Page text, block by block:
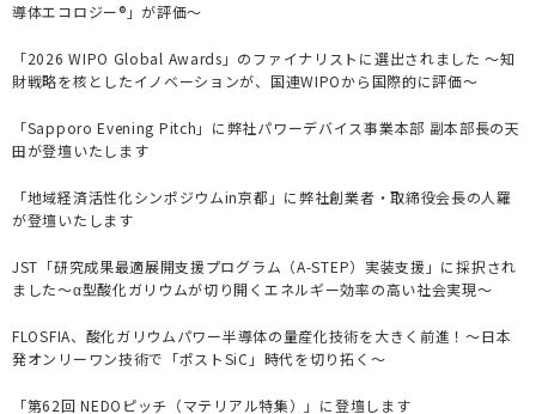
導体エコロジー®」が評価～
「2026 WIPO Global Awards」のファイナリストに選出されました ～知
財戦略を核としたイノベーションが、国連WIPOから国際的に評価～
「Sapporo Evening Pitch」に弊社パワーデバイス事業本部 副本部長の天
田が登壇いたします
「地域経済活性化シンポジウムin京都」に弊社創業者・取締役会長の人羅
が登壇いたします
JST「研究成果最適展開支援プログラム（A-STEP）実装支援」に採択され
ました～α型酸化ガリウムが切り開くエネルギー効率の高い社会実現～
FLOSFIA、酸化ガリウムパワー半導体の量産化技術を大きく前進！～日本
発オンリーワン技術で「ポストSiC」時代を切り拓く～
「第62回 NEDOピッチ（マテリアル特集）」に登壇します